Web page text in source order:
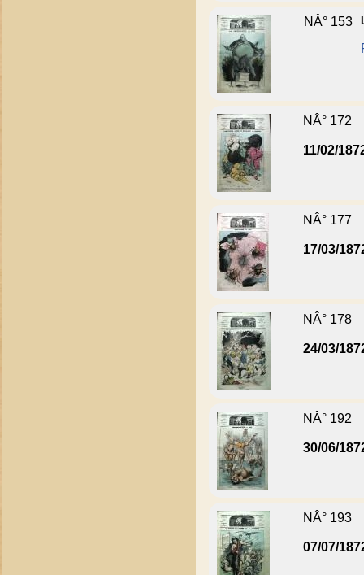
NÂ° 153
NÂ° 172
11/02/
NÂ° 177
17/03/
NÂ° 178
24/03/
NÂ° 192
30/06/
NÂ° 193
07/07/